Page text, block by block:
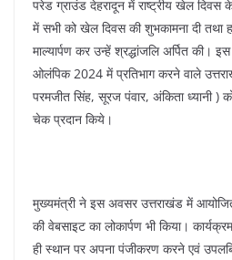
k
परेड ग्राउंड देहरादून में राष्ट्रीय खेल
में सभी को खेल दिवस की शुभकामना दी तथा
माल्यार्पण कर उन्हें श्रद्धांजलि अर्पित की।
ओलंपिक 2024 में प्रतिभाग करने वाले
परमजीत सिंह, सूरज पंवार, अंकिता ध्यानी
चेक प्रदान किये।
मुख्यमंत्री ने इस अवसर उत्तराखंड में
की वेबसाइट का लोकार्पण भी किया।
ही स्थान पर अपना पंजीकरण करने एवं